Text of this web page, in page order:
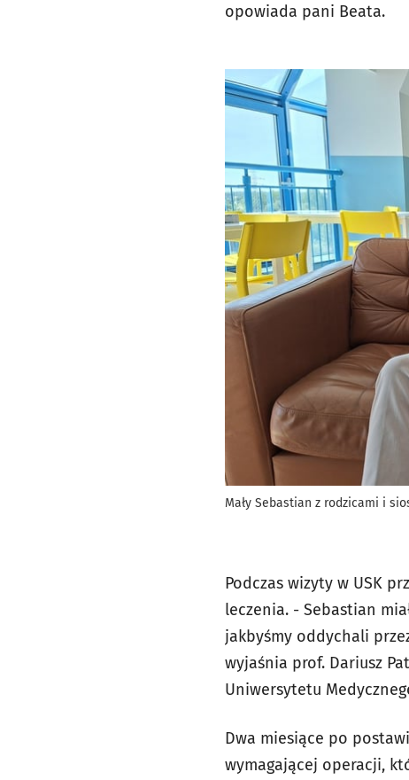
opowiada pani Beata.
Mały Sebastian z rodzicami i
Podczas wizyty w USK
leczenia. - Sebastian
jakbyśmy oddychali
wyjaśnia prof. Dariusz
Uniwersytetu
Dwa miesiące po
wymagającej operacji,